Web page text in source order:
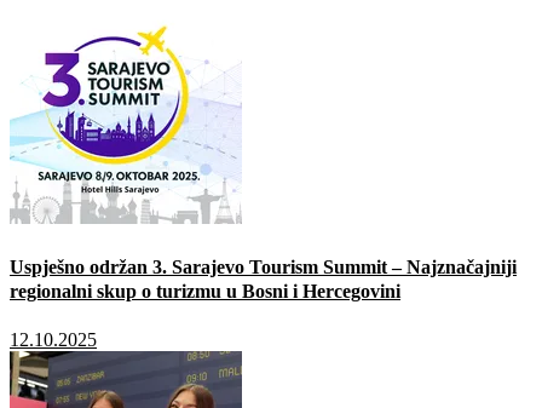
Uspješno održan 3. Sarajevo Tourism Summit – Najznačajniji
regionalni skup o turizmu u Bosni i Hercegovini
12.10.2025